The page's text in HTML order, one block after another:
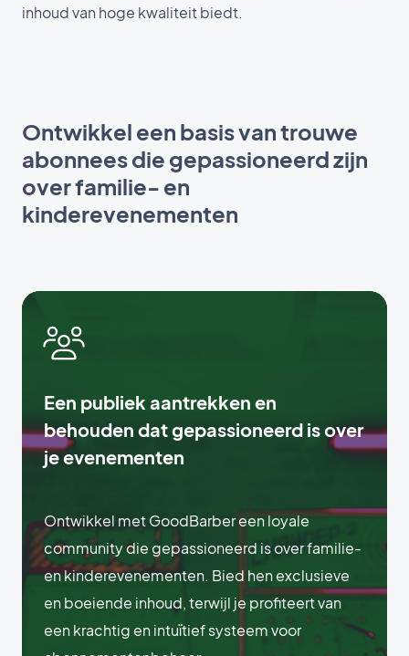
inhoud van hoge kwaliteit biedt.
Ontwikkel een basis van trouwe
abonnees die gepassioneerd zijn
over familie- en
kinderevenementen
Een publiek aantrekken en
behouden dat gepassioneerd is over
je evenementen
Ontwikkel met GoodBarber een loyale
community die gepassioneerd is over familie-
en kinderevenementen. Bied hen exclusieve
en boeiende inhoud, terwijl je profiteert van
een krachtig en intuïtief systeem voor